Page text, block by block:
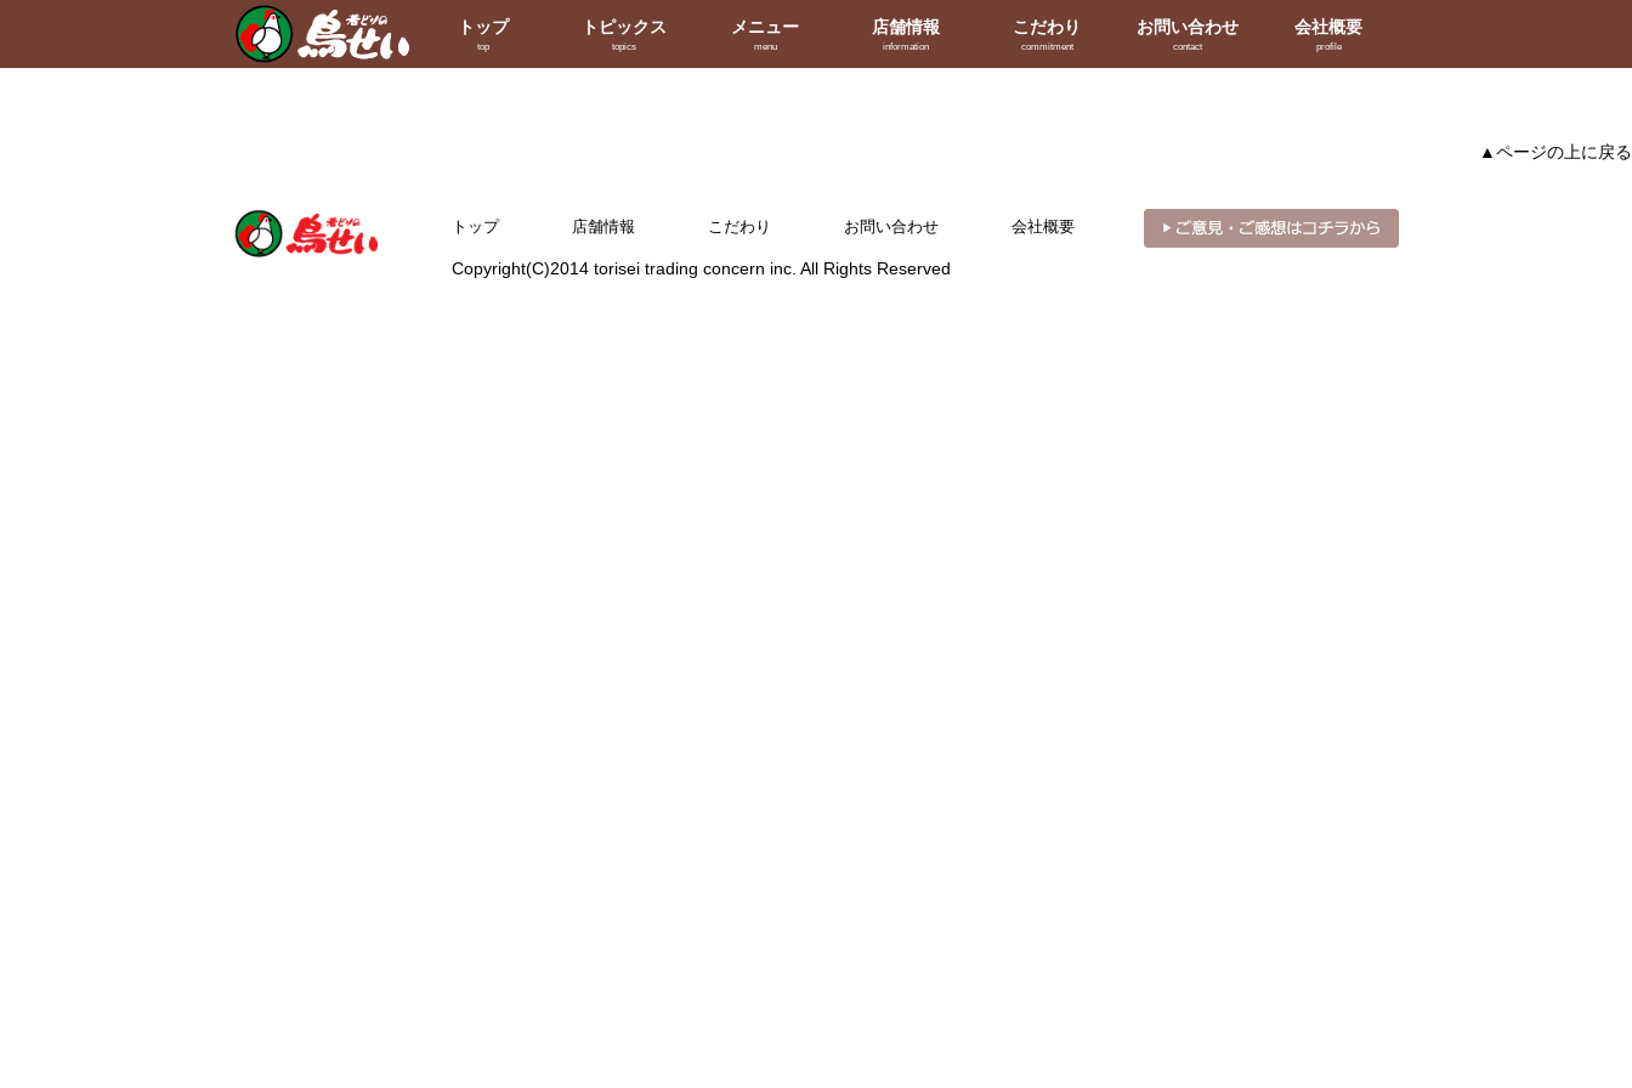
トップ
top
トピックス
topics
メニュー
menu
店舗情報
information
こだわり
commitment
お問い合わせ
contact
会社概要
profile
▲ページの上に戻る
トップ 店舗情報 こだわり お問い合わせ 会社概要
Copyright(C)2014 torisei trading concern inc. All Rights Reserved